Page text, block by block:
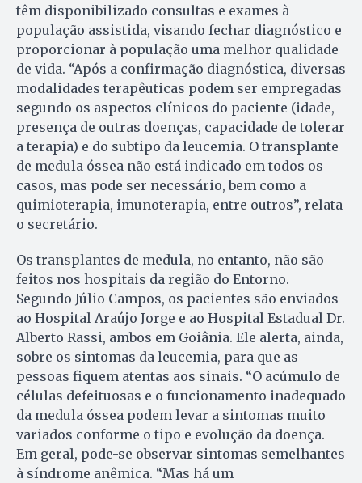
têm disponibilizado consultas e exames à
população assistida, visando fechar diagnóstico e
proporcionar à população uma melhor qualidade
de vida. “Após a confirmação diagnóstica, diversas
modalidades terapêuticas podem ser empregadas
segundo os aspectos clínicos do paciente (idade,
presença de outras doenças, capacidade de tolerar
a terapia) e do subtipo da leucemia. O transplante
de medula óssea não está indicado em todos os
casos, mas pode ser necessário, bem como a
quimioterapia, imunoterapia, entre outros”, relata
o secretário.
Os transplantes de medula, no entanto, não são
feitos nos hospitais da região do Entorno.
Segundo Júlio Campos, os pacientes são enviados
ao Hospital Araújo Jorge e ao Hospital Estadual Dr.
Alberto Rassi, ambos em Goiânia. Ele alerta, ainda,
sobre os sintomas da leucemia, para que as
pessoas fiquem atentas aos sinais. “O acúmulo de
células defeituosas e o funcionamento inadequado
da medula óssea podem levar a sintomas muito
variados conforme o tipo e evolução da doença.
Em geral, pode-se observar sintomas semelhantes
à síndrome anêmica. “Mas há um